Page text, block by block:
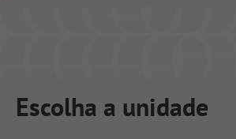
Escolha a unidade